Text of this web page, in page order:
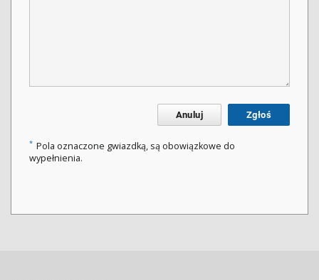
Anuluj Zgłoś
* Pola oznaczone gwiazdką, są obowiązkowe do
wypełnienia.